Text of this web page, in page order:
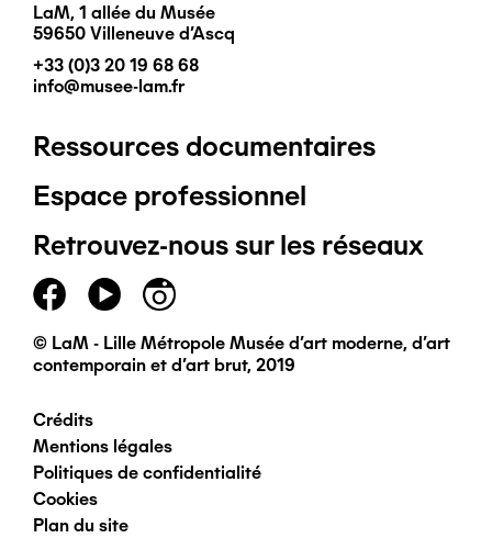
LaM, 1 allée du Musée
59650 Villeneuve d'Ascq
+33 (0)3 20 19 68 68
info@musee-lam.fr
Pied
de
page
principal
Ressources documentaires
Espace professionnel
Retrouvez-nous sur les réseaux
© LaM - Lille Métropole Musée d'art moderne, d'art
contemporain et d'art brut, 2019
Pied
de
Crédits
Mentions légales
Politiques de confidentialité
Cookies
Plan du site